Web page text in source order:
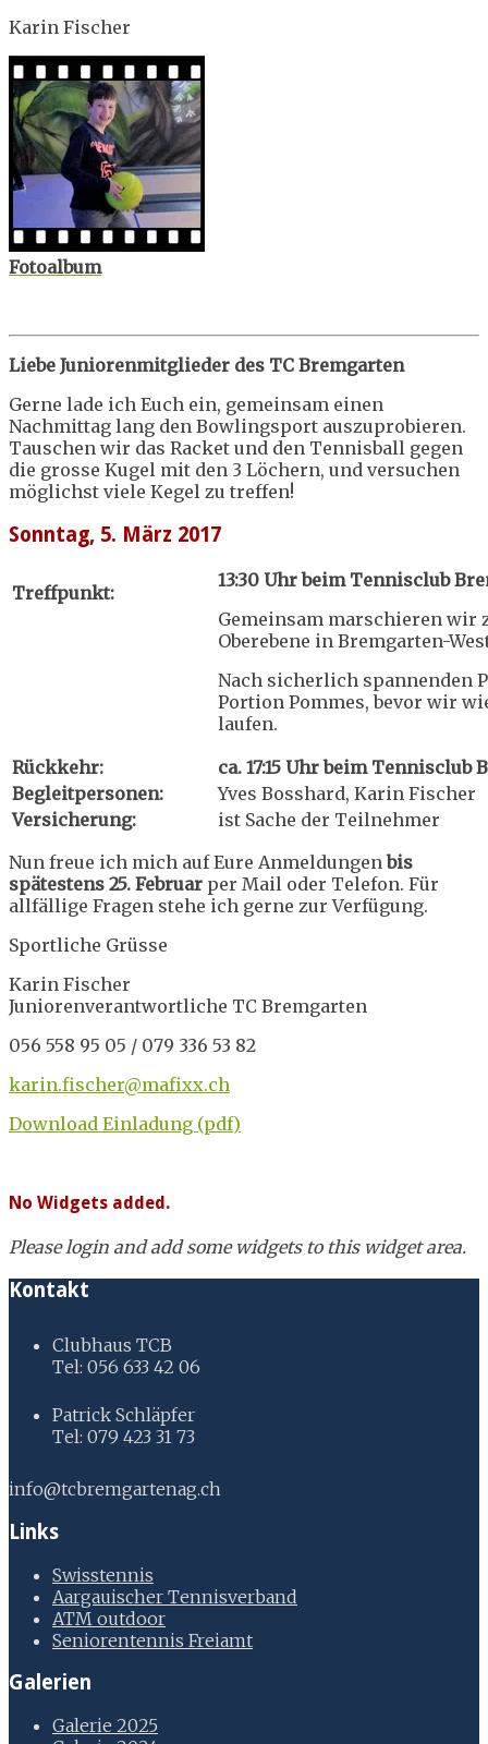
Karin Fischer
Fotoalbum
Liebe Juniorenmitglieder des TC Bremgarten
Gerne lade ich Euch ein, gemeinsam einen
Nachmittag lang den Bowlingsport auszuprobieren.
Tauschen wir das Racket und den Tennisball gegen
die grosse Kugel mit den 3 Löchern, und versuchen
möglichst viele Kegel zu treffen!
Sonntag, 5. März 2017
Treffpunkt:
13:30 Uhr beim Tennisclub
Gemeinsam marschieren wir
Oberebene in Bremgarten-
Nach sicherlich spannenden
Portion Pommes, bevor wir
laufen.
Rückkehr:
ca. 17:15 Uhr beim Tennisclub
Begleitpersonen:
Yves Bosshard, Karin Fischer
Versicherung:
ist Sache der Teilnehmer
Nun freue ich mich auf Eure Anmeldungenbis
spätestens 25. Februar per Mail oder Telefon. Für
allfällige Fragen stehe ich gerne zur Verfügung.
Sportliche Grüsse
Karin Fischer
Juniorenverantwortliche TC Bremgarten
056 558 95 05 / 079 336 53 82
karin.fischer@mafixx.ch
Download Einladung (pdf)
No Widgets added.
Please login and add some widgets to this widget area.
Kontakt
Clubhaus TCB
Tel: 056 633 42 06
Patrick Schläpfer
Tel: 079 423 31 73
info@tcbremgartenag.ch
Links
Swisstennis
Aargauischer Tennisverband
ATM outdoor
Seniorentennis Freiamt
Galerien
Galerie 2025